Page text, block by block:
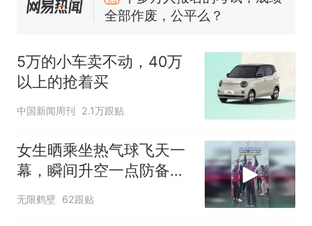
新
全球唯一没有法定首都的国
家，刚改国名，总统就邀请中
线一圈，还曾两次到中国寻根
的抢着买
浙江人戒备 "白海豚"已创我国
视频丨只要一枚命中就能让航
母瘫痪 轰-6J实力有多强？
大雨将至一家老小6分钟抢收完
1千斤稻谷
十多万人报名的考试，成绩
5万的小车卖不动，40万
以上的抢着买
中国新闻周刊 2.1万跟贴
女生晒乘坐热气球飞天一
幕，瞬间升空一点防备都
没有
无限鹤壁 62跟贴